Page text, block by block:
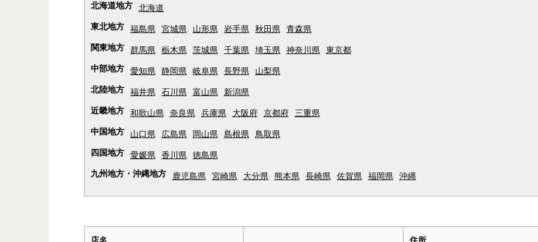
北海道地方
北海道
東北地方
福島県 宮城県 山形県 岩手県 秋田県
青森県
関東地方
群馬県 栃木県 茨城県 千葉県 埼玉県 神奈川県
東京都
中部地方
愛知県 静岡県 岐阜県 長野県
山梨県
北陸地方
福井県 石川県 富山県
新潟県
近畿地方
和歌山県 奈良県 兵庫県 大阪府 京都府
三重県
中国地方
山口県 広島県 岡山県 島根県
鳥取県
四国地方
愛媛県 香川県
徳島県
九州地方・沖縄地方
鹿児島県 宮崎県 大分県 熊本県 長崎県 佐賀県 福岡県 沖縄